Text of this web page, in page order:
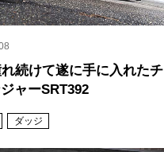
続けて遂に手に入れたチ
ャーSRT392
ダッジ